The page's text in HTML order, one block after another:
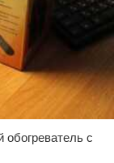
обогреватель с